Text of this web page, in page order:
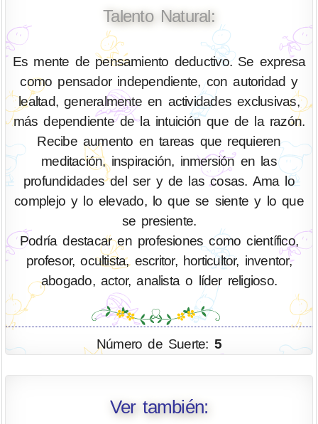
Talento Natural:
Es mente de pensamiento deductivo. Se expresa
como pensador independiente, con autoridad y
lealtad, generalmente en actividades exclusivas,
más dependiente de la intuición que de la razón.
Recibe aumento en tareas que requieren
meditación, inspiración, inmersión en las
profundidades del ser y de las cosas. Ama lo
complejo y lo elevado, lo que se siente y lo que
se presiente.
Podría destacar en profesiones como científico,
profesor, ocultista, escritor, horticultor, inventor,
abogado, actor, analista o líder religioso.
Número de Suerte: 5
Ver también: